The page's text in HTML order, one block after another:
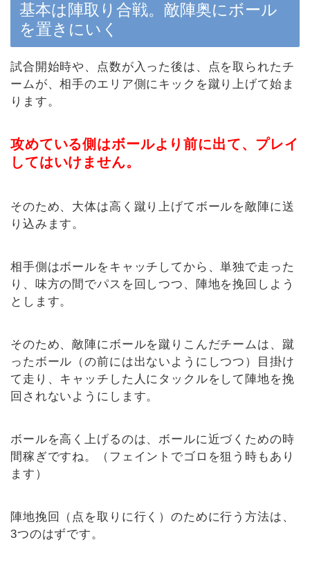
基本は陣取り合戦。敵陣奥にボール
を置きにいく
試合開始時や、点数が入った後は、点を取られたチ
ームが、相手のエリア側にキックを蹴り上げて始ま
ります。
攻めている側はボールより前に出て、プレイ
してはいけません。
そのため、大体は高く蹴り上げてボールを敵陣に送
り込みます。
相手側はボールをキャッチしてから、単独で走った
り、味方の間でパスを回しつつ、陣地を挽回しよう
とします。
そのため、敵陣にボールを蹴りこんだチームは、蹴
ったボール（の前には出ないようにしつつ）目掛け
て走り、キャッチした人にタックルをして陣地を挽
回されないようにします。
ボールを高く上げるのは、ボールに近づくための時
間稼ぎですね。（フェイントでゴロを狙う時もあり
ます）
陣地挽回（点を取りに行く）のために行う方法は、
3つのはずです。